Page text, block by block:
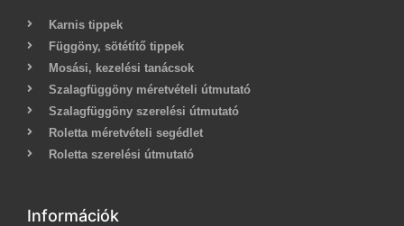
Karnis tippek
Függöny, sötétítő tippek
Mosási, kezelési tanácsok
Szalagfüggöny méretvételi útmutató
Szalagfüggöny szerelési útmutató
Roletta méretvételi segédlet
Roletta szerelési útmutató
Információk